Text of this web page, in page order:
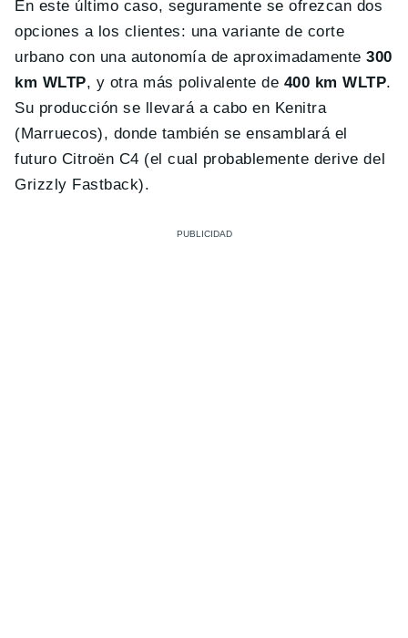
En este último caso, seguramente se ofrezcan dos
opciones a los clientes: una variante de corte
urbano con una autonomía de aproximadamente 300
km WLTP, y otra más polivalente de 400 km WLTP.
Su producción se llevará a cabo en Kenitra
(Marruecos), donde también se ensamblará el
futuro Citroën C4 (el cual probablemente derive del
Grizzly Fastback).